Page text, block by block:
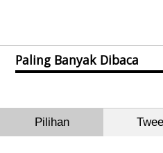
Paling Banyak Dibaca
Pilihan